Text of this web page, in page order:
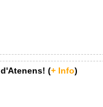
(+ Info)